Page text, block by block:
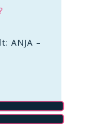
ANJA –